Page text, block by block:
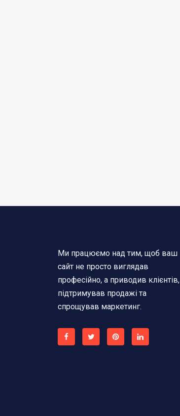
Ми працюємо над тим, щоб ваш
сайт не просто виглядав
професійно, а приводив клієнтів,
підтримував продажі та
спрощував маркетинг.